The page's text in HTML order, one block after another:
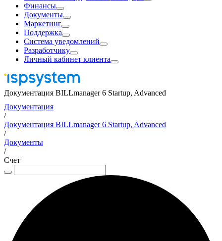
Финансы
Документы
Маркетинг
Поддержка
Система уведомлений
Разработчику
Личный кабинет клиента
Документация BILLmanager 6 Startup, Advanced
Документация
/
Документация BILLmanager 6 Startup, Advanced
/
Документы
/
Счет